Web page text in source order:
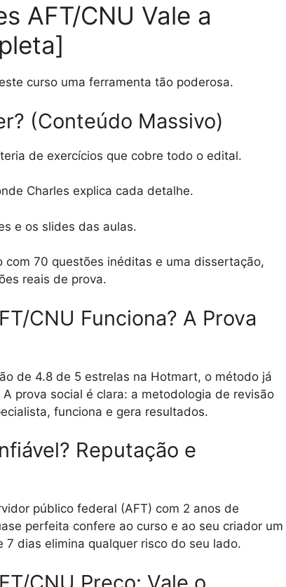
AFT/CNU Vale a
curso uma ferramenta tão poderosa.
(Conteúdo Massivo)
de exercícios que cobre todo o edital.
Charles explica cada detalhe.
e os slides das aulas.
com 70 questões inéditas e uma dissertação,
reais de prova.
CNU Funciona? A Prova
de 4.8 de 5 estrelas na Hotmart, o método já
prova social é clara: a metodologia de revisão
funciona e gera resultados.
Reputação e
público federal (AFT) com 2 anos de
perfeita confere ao curso e ao seu criador um
dias elimina qualquer risco do seu lado.